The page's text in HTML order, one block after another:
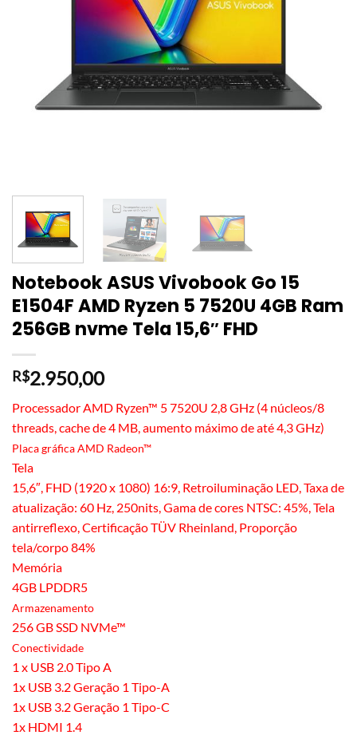
Notebook ASUS Vivobook Go 15
E1504F AMD Ryzen 5 7520U 4GB Ram
256GB nvme Tela 15,6″ FHD
R$2.950,00
Processador AMD Ryzen™ 5 7520U 2,8 GHz (4 núcleos/8
threads, cache de 4 MB, aumento máximo de até 4,3 GHz)
Placa gráfica AMD Radeon™
Tela
15,6″, FHD (1920 x 1080) 16:9, Retroiluminação LED, Taxa de
atualização: 60 Hz, 250nits, Gama de cores NTSC: 45%, Tela
antirreflexo, Certificação TÜV Rheinland, Proporção
tela/corpo 84%
Memória
4GB LPDDR5
Armazenamento
256 GB SSD NVMe™
Conectividade
1 x USB 2.0 Tipo A
1x USB 3.2 Geração 1 Tipo-A
1x USB 3.2 Geração 1 Tipo-C
1x HDMI 1.4